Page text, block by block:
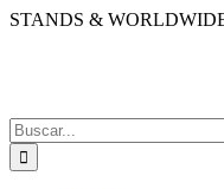
Saltar
STANDS &
Buscar: